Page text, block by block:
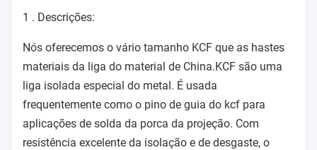
1 . Descrições:
Nós oferecemos o vário tamanho KCF que as hastes
materiais da liga do material de China.KCF são uma
liga isolada especial do metal. É usada
frequentemente como o pino de guia do kcf para
aplicações de solda da porca da projeção. Com
resistência excelente da isolação e de desgaste, o